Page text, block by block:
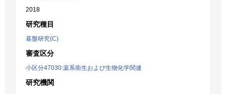
2018
研究種目
基盤研究(C)
審査区分
小区分47030:薬系衛生および生物化学関連
研究機関